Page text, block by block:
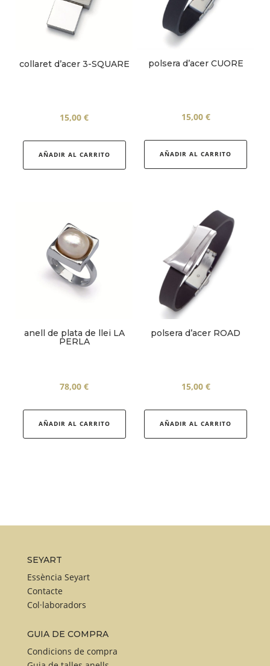
collaret d’acer 3-SQUARE
15,00€
AÑADIR AL CARRITO
polsera d’acer CUORE
15,00 €
AÑADIR AL CARRITO
anell de plata de llei LA
PERLA
78,00€
AÑADIR AL CARRITO
poden
polsera d’acer ROAD
15,00 €
AÑADIR AL CARRITO
SEYART
Essència Seyart
Contacte
Col·laboradors
GUIA DE COMPRA
Condicions de compra